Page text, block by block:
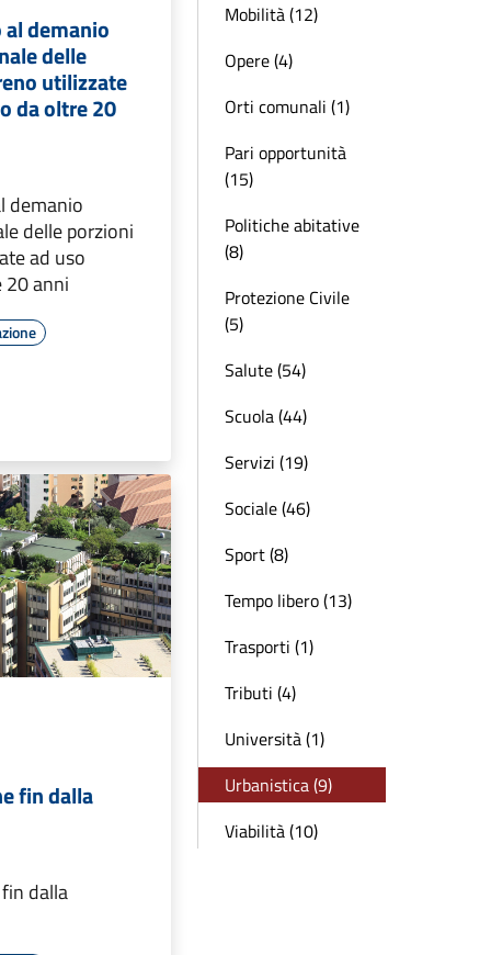
demanio
delle
utilizzate
da oltre 20
demanio
delle porzioni
ad uso
20 anni
fin dalla
dalla
Mobilità (12)
Opere (4)
Orti comunali (1)
Pari opportunità
(15)
Politiche abitative
(8)
Protezione Civile
(5)
Salute (54)
Scuola (44)
Servizi (19)
Sociale (46)
Sport (8)
Tempo libero (13)
Trasporti (1)
Tributi (4)
Università (1)
Urbanistica (9)
Viabilità (10)